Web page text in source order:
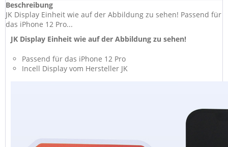
Beschreibung
JK Display Einheit wie auf der Abbildung zu sehen! Passend für
das iPhone 12 Pro...
JK Display Einheit wie auf der Abbildung zu sehen!
Passend für das iPhone 12 Pro
Incell Display vom Hersteller JK